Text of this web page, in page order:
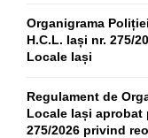
Organigrama
H.C.L. Iași nr. 275/
Locale Iași
Regulament de
Locale Iași aprobat
275/2026 privind